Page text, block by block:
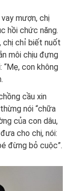
mượn, chị
hồi chức năng.
chị chỉ biết nuốt
môi chịu đựng
“Mẹ, con không
cầu xin
nói “chữa
của con dâu,
cho chị, nói:
đừng bỏ cuộc”.